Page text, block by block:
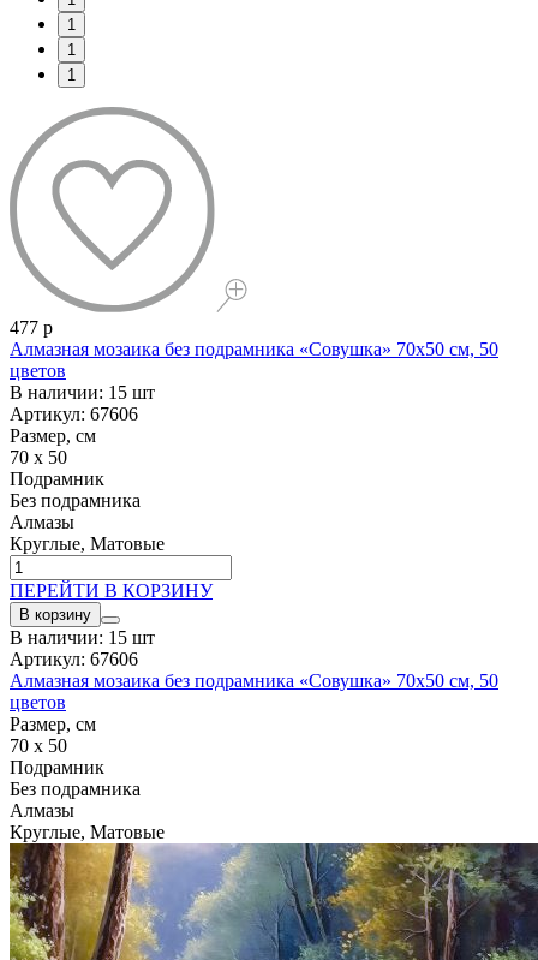
1
1
1
477 р
Алмазная мозаика без подрамника «Совушка» 70x50 см, 50
цветов
В наличии: 15 шт
Артикул: 67606
Размер, см
70 x 50
Подрамник
Без подрамника
Алмазы
Круглые, Матовые
ПЕРЕЙТИ В КОРЗИНУ
В корзину
В наличии: 15 шт
Артикул: 67606
Алмазная мозаика без подрамника «Совушка» 70x50 см, 50
цветов
Размер, см
70 x 50
Подрамник
Без подрамника
Алмазы
Круглые, Матовые